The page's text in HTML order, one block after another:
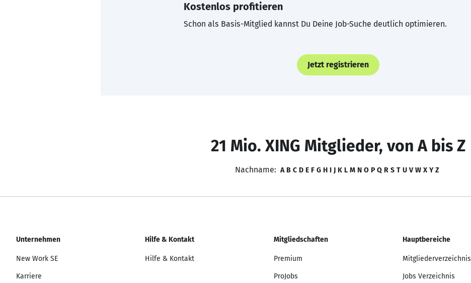
Kostenlos profitieren
Schon als Basis-Mitglied kannst Du Deine Job-Suche deutlich optimieren.
Jetzt registrieren
21 Mio. XING Mitglieder, von A bis Z
Nachname: A B C D E F G H I J K L M N O P Q R S T U V W X Y Z
Unternehmen
New Work SE
Karriere
Hilfe & Kontakt
Hilfe & Kontakt
Mitgliedschaften
Premium
ProJobs
Hauptbereiche
Mitgliederverzeichnis
Jobs Verzeichnis